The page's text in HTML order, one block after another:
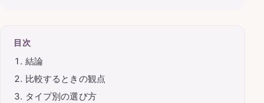
目次
結論
比較するときの観点
タイプ別の選び方